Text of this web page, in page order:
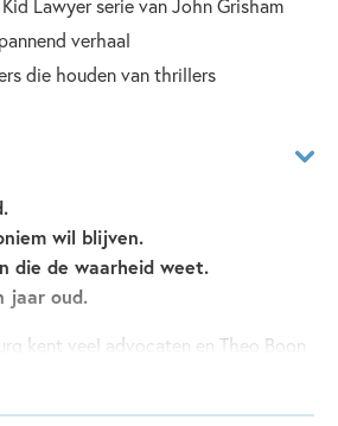
Lawyer serie van John Grisham
verhaal
die houden van thrillers
wil blijven.
die de waarheid weet.
jaar oud.
kent veel advocaten en Theo Boon
hen, hoewel hij pas dertien jaar